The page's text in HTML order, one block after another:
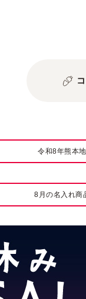
令和8年熊本
8月の名入れ商